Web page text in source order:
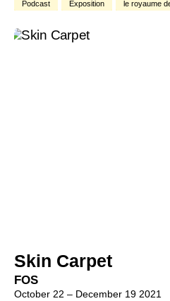
Podcast Exposition le royaume
Skin Carpet
FOS
October 22 – December 19 2021